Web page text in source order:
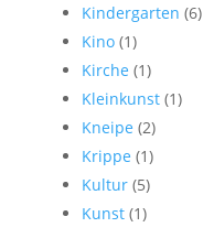
Kindergarten (6)
Kino (1)
Kirche (1)
Kleinkunst (1)
Kneipe (2)
Krippe (1)
Kultur (5)
Kunst (1)